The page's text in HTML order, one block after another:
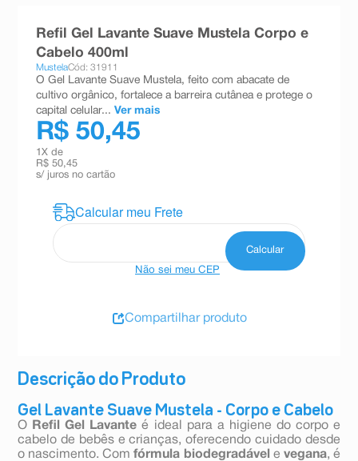
Descrição do Produto
Gel Lavante Suave Mustela - Corpo e Cabelo
O Refil Gel Lavante é ideal para a higiene do corpo e
cabelo de bebês e crianças, oferecendo cuidado desde
o nascimento. Comfórmula biodegradável e vegana, é
Refil Gel Lavante Suave Mustela Corpo e
Cabelo 400ml
MustelaCód: 31911
O Gel Lavante Suave Mustela, feito com abacate de
cultivo orgânico, fortalece a barreira cutânea e protege o
capital celular... Ver mais
R$ 50,45
1 X de
R$ 50,45
s/ juros no cartão
Não sei meu CEP
Compartilhar produto
teste gravidez
10ºesmalte